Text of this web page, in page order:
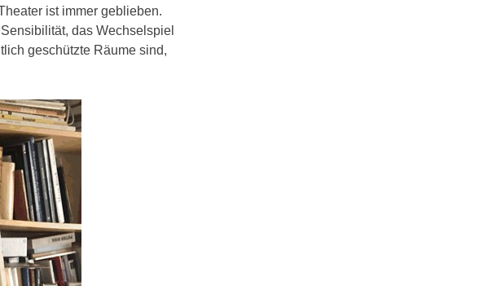
ist immer geblieben.
das Wechselspiel
geschützte Räume sind,